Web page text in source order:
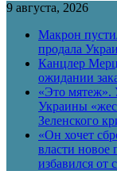
9 августа, 2026
Макрон
продала
Канцлер
ожидании
«Это мятеж».
Украины
Зеленского
«Он хочет
власти новое
избавился от